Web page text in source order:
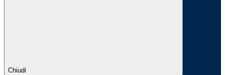
Chiudi